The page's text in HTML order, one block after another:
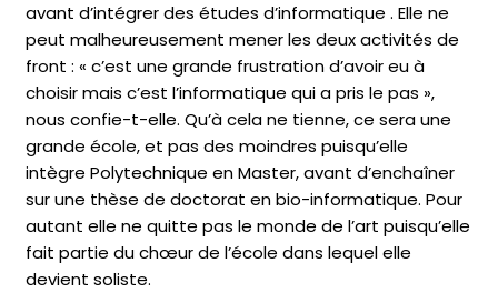
avant d’intégrer des études d’informatique . Elle ne
peut malheureusement mener les deux activités de
front : « c’est une grande frustration d’avoir eu à
choisir mais c’est l’informatique qui a pris le pas »,
nous confie-t-elle. Qu’à cela ne tienne, ce sera une
grande école, et pas des moindres puisqu’elle
intègre Polytechnique en Master, avant d’enchaîner
sur une thèse de doctorat en bio-informatique. Pour
autant elle ne quitte pas le monde de l’art puisqu’elle
fait partie du chœur de l’école dans lequel elle
devient soliste.